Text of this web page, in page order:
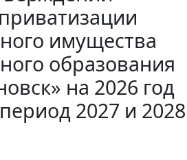
имущества
образования
на 2026 год
2027 и 2028